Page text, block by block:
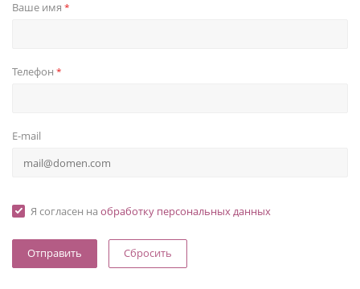
Ваше имя *
Телефон *
E-mail
Я согласен на обработку персональных данных
Сбросить